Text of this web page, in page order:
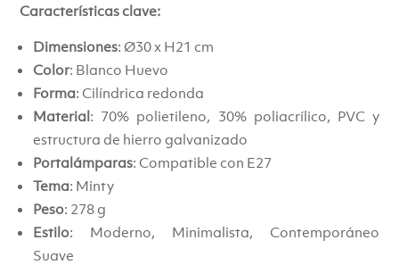
Características clave:
Dimensiones: Ø30 x H21 cm
Color: Blanco Huevo
Forma: Cilíndrica redonda
Material: 70% polietileno, 30% poliacrílico, PVC y
estructura de hierro galvanizado
Portalámparas: Compatible con E27
Tema: Minty
Peso: 278 g
Estilo: Moderno, Minimalista, Contemporáneo
Suave